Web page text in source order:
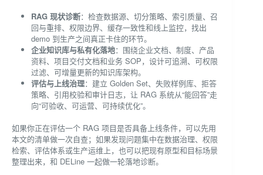
RAG 现状诊断：检查数据源、切分策略、索引质量、召
回与重排、权限边界、缓存一致性和线上监控，找出
demo 到生产之间真正卡住的环节。
企业知识库与私有化落地：围绕企业文档、制度、产品
资料、项目交付文档和业务 SOP，设计可追溯、可权限
过滤、可增量更新的知识库架构。
评估与上线治理：建立 Golden Set、失败样例库、拒答
策略、引用校验和审计日志，让 RAG 系统从“能回答”走
向“可验收、可运营、可持续优化”。
如果你正在评估一个 RAG 项目是否具备上线条件，可以先用
本文的清单做一次自查；如果发现问题集中在数据治理、权限
检索、评估体系或生产运维上，也可以把现有原型和目标场景
整理出来，和 DELine 一起做一轮落地诊断。